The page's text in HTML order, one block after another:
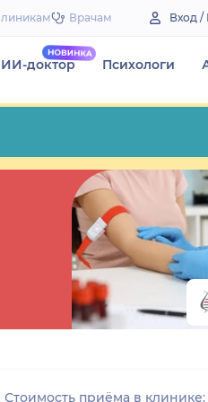
Врачам Вход /
ИИ-доктор Психологи
Стоимость приёма в клинике: